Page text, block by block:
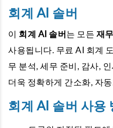
회계 AI 솔버
이 회계 AI 솔버는 모든 재
사용됩니다. 무료 AI 회계
무 분석, 세무 준비, 감사,
더욱 정확하게 간소화, 자
회계 AI 솔버 사용